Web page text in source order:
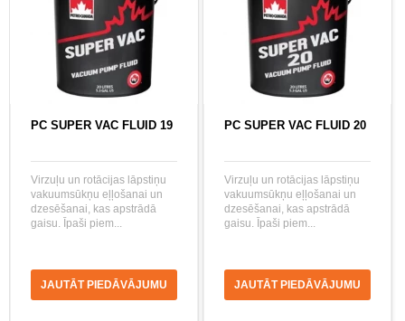
PC SUPER VAC FLUID 19
Virzuļu un rotācijas lāpstiņu
vakuumsūkņu eļļošanai un
dzesēšanai, kas apstrādā
gaisu. Īpaši piem...
JAUTĀT PIEDĀVĀJUMU
PC SUPER VAC FLUID 20
Virzuļu un rotācijas lāpstiņu
vakuumsūkņu eļļošanai un
dzesēšanai, kas apstrādā
gaisu. Īpaši piem...
JAUTĀT PIEDĀVĀJUMU